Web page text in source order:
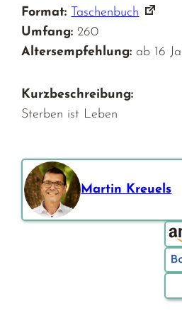
Format:
Taschenbuch
Umfang: 260
Altersempfehlung: ab 16
Kurzbeschreibung:
Sterben ist Leben
Martin Kreuels